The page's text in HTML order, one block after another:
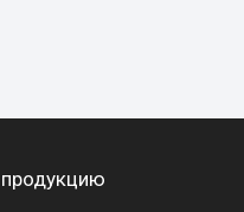
продукцию